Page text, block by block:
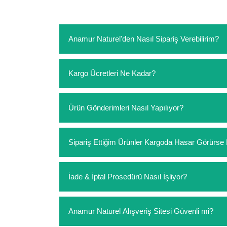
Anamur Naturel'den Nasıl Sipariş Verebilirim?
sipariş verebilirsiniz. Sitemizden vereceğiniz
ödeme yoktur.
Kargo Ücretleri Ne Kadar?
siparişlerinizde sepetinizdeki ürünleri
Ürün Gönderimleri Nasıl Yapılıyor?
Sipariş Ettiğim Ürünler Kargoda Hasar
hasar görmüş ise hemen bizimle iletişime
İade & İptal Prosedürü Nasıl İşliyor?
değişim istediğiniz ürünleri kullanmayınız.
seçenekleri uygulanır.
Anamur Naturel Alışveriş Sitesi Güvenli mi?